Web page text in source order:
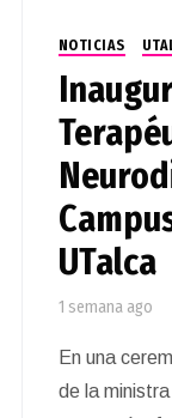
NOTICIAS
UTalca
1 semana ago
En una
de la